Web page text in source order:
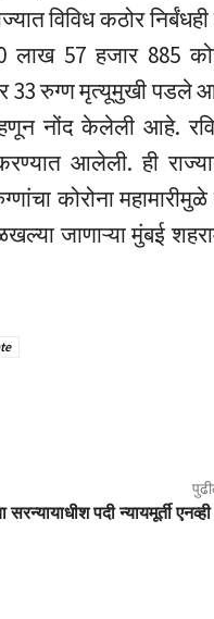
विविध कठोर
57 हजार 885
33 रुग्ण मृत्यूमुखी पडले
नोंद केलेली आहे.
आलेली. ही
कोरोना
जाणाऱ्या मुंबई
सरन्यायाधीश पदी न्यायमूर्ती